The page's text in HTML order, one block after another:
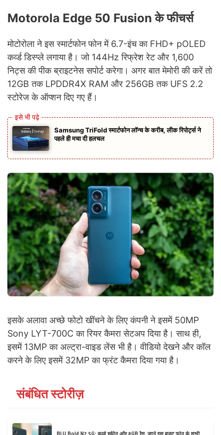
Motorola Edge 50 Fusion के फीचर्स
मोटोरोला ने इस स्मार्टफोन फोन में 6.7-इंच का FHD+ pOLED
कर्व्ड डिस्प्ले लगाया है। जो 144Hz रिफ्रेश रेट और 1,600
निट्स की पीक ब्राइटनेस सपोर्ट करेगा। अगर बात मेमोरी की करें तो
12GB तक LPDDR4X RAM और 256GB तक UFS 2.2
स्टोरेज के ऑप्शन दिए गए हैं।
Samsung TriFold स्मार्टफोन लॉन्च के करीब, लीक रिपोर्ट्स ने
पहले ही मचा दी हलचल
इसके अलावा अच्छे फोटो खींचने के लिए कंपनी ने इसमें 50MP
Sony LYT-700C का रियर कैमरा सेटअप दिया है। साथ ही,
इसमें 13MP का अल्ट्रा-वाइड लेंस भी है। वीडियो देखने और कॉल
करने के लिए इसमें 32MP का फ्रंट कैमरा दिया गया है।
संबंधित स्टोरीज़